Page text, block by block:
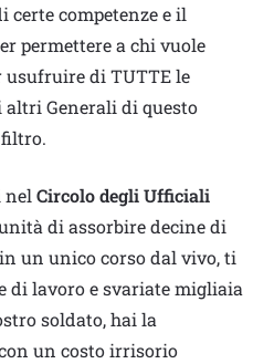
certe competenze e il
permettere a chi vuole
usufruire di TUTTE le
altri Generali di questo
filtro.
nelCircolo degli Ufficiali
di assorbire decine di
un unico corso dal vivo, ti
di lavoro e svariate migliaia
soldato, hai la
un costo irrisorio